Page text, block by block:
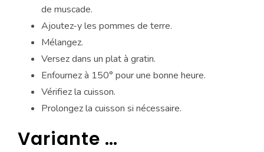
de muscade.
Ajoutez-y les pommes de terre.
Mélangez.
Versez dans un plat à gratin.
Enfournez à 150° pour une bonne heure.
Vérifiez la cuisson.
Prolongez la cuisson si nécessaire.
Variante …